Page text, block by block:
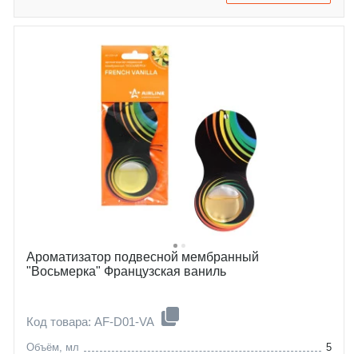
Ароматизатор подвесной мембранный
"Восьмерка" Французская ваниль
Код товара: AF-D01-VA
Объём, мл
5